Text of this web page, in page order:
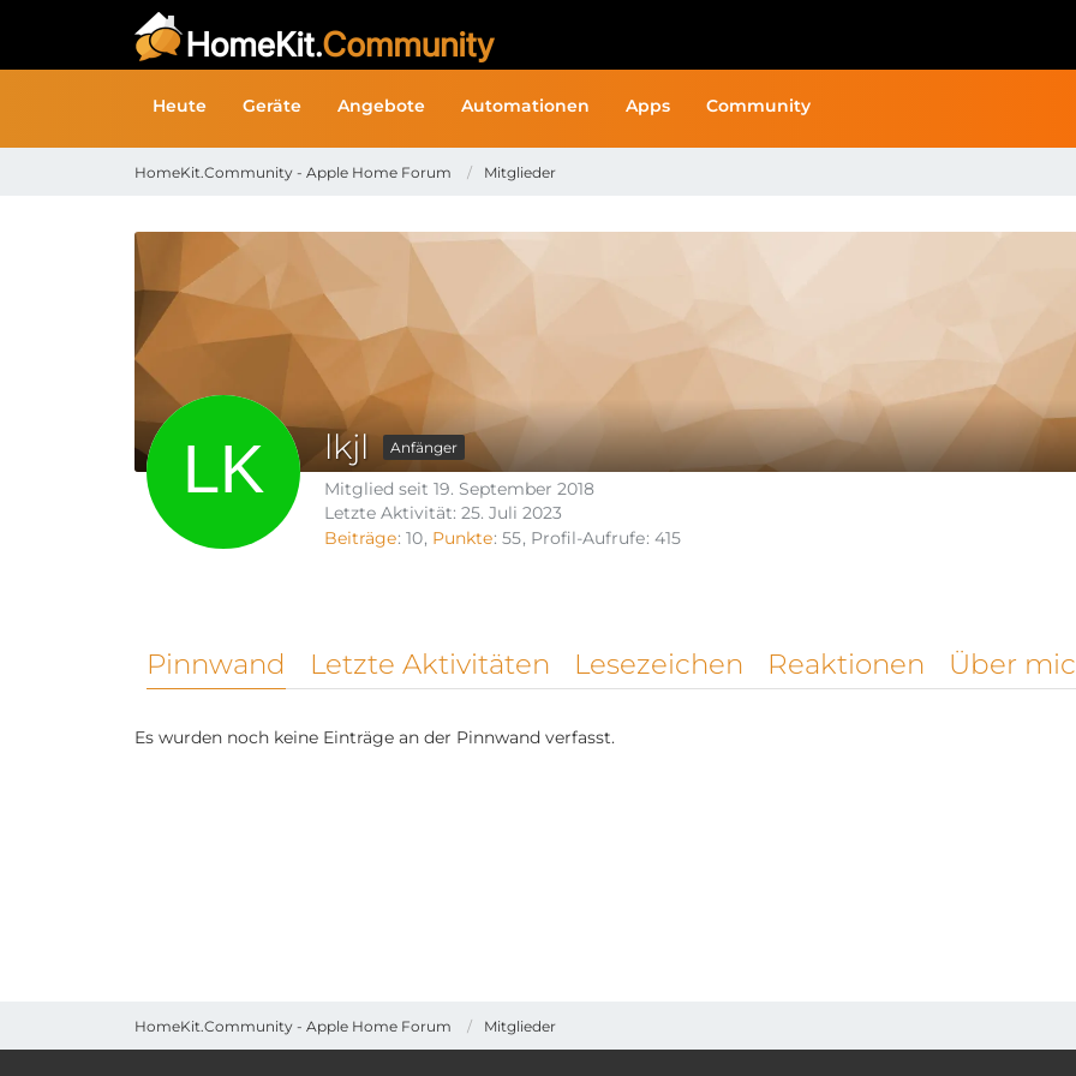
Heute Geräte Angebote Automationen Apps Community
HomeKit.Community - Apple Home Forum Mitglieder
HomeKit.Community - Apple Home Forum Mitglieder
lkjl Anfänger
Mitglied seit 19. September 2018
Letzte Aktivität: 25. Juli 2023
Beiträge 10 Punkte 55 Profil-Aufrufe 415
Pinnwand Letzte Aktivitäten Lesezeichen Reaktionen Über
Es wurden noch keine Einträge an der Pinnwand verfasst.